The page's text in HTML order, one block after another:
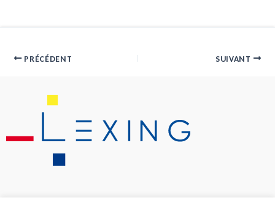
PRÉCÉDENT SUIVANT